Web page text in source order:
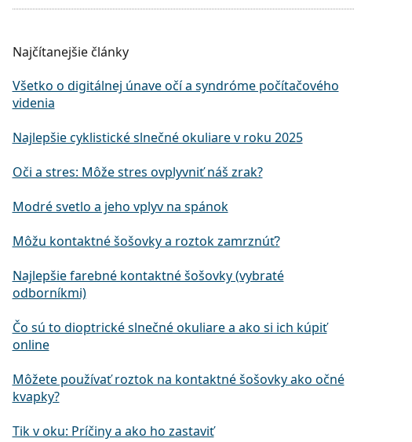
Najčítanejšie články
Všetko o digitálnej únave očí a syndróme počítačového
videnia
Najlepšie cyklistické slnečné okuliare v roku 2025
Oči a stres: Môže stres ovplyvniť náš zrak?
Modré svetlo a jeho vplyv na spánok
Môžu kontaktné šošovky a roztok zamrznúť?
Najlepšie farebné kontaktné šošovky (vybraté
odborníkmi)
Čo sú to dioptrické slnečné okuliare a ako si ich kúpiť
online
Môžete používať roztok na kontaktné šošovky ako očné
kvapky?
Tik v oku: Príčiny a ako ho zastaviť